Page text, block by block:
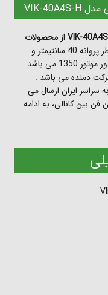
هواکش صنعتی ایلکا فلزی 40 سانتی مدل VIK-40A4S-H از محصولات
از نوع هواکش های خانگی با قطر پروانه 40 سانتیمتر و
حجم هوادهی 4200 متر مکعب بر ساعت و دور موتور 1350 می باشد .
سراسر ایران ارسال می
بین کانالی، به ادامه